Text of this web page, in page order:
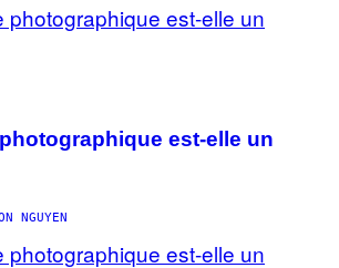
est-elle un
NGUYEN